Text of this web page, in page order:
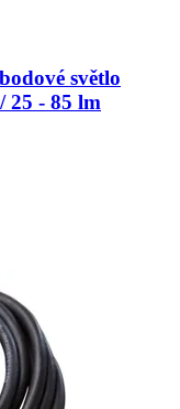
světlo
25 -​ 85 lm